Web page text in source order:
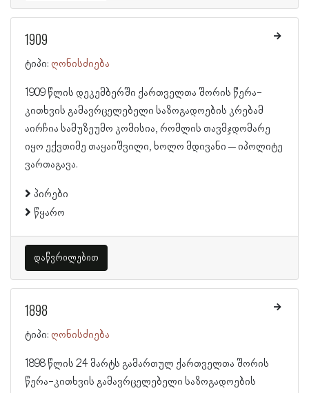
1909
ტიპი: ღონისძიება
1909 წლის დეკემბერში ქართველთა შორის წერა-
კითხვის გამავრცელებელი საზოგადოების კრებამ
აირჩია სამუზეუმო კომისია, რომლის თავმჯდომარე
იყო ექვთიმე თაყაიშვილი, ხოლო მდივანი – იპოლიტე
ვართაგავა.
პირები
წყარო
დაწვრილებით
1898
ტიპი: ღონისძიება
1898 წლის 24 მარტს გამართულ ქართველთა შორის
წერა-კითხვის გამავრცელებელი საზოგადოების